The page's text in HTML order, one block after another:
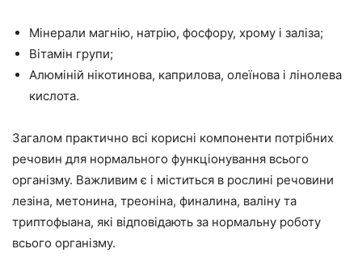
Мінерали магнію, натрію, фосфору, хрому і заліза;
Вітамін групи;
Алюміній нікотинова, каприлова, олеїнова і лінолева
кислота.
Загалом практично всі корисні компоненти потрібних
речовин для нормального функціонування всього
організму. Важливим є і міститься в рослині речовини
лезіна, метонина, треоніна, финалина, валіну та
триптофыана, які відповідають за нормальну роботу
всього організму.